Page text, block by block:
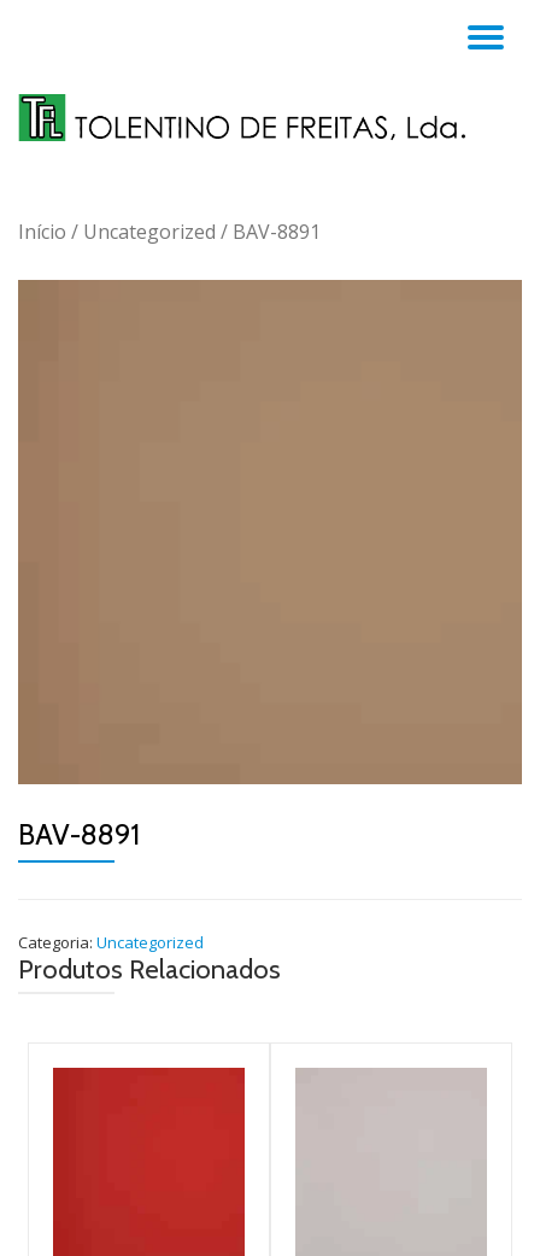
content
Início / Uncategorized / BAV-8891
BAV-8891
Categoria: Uncategorized
Produtos Relacionados